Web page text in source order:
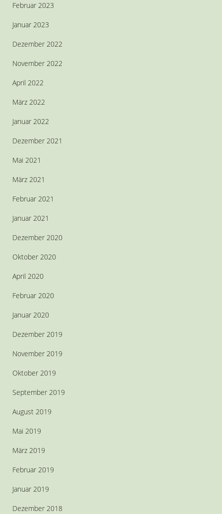
Februar 2023
Januar 2023
Dezember 2022
November 2022
April 2022
März 2022
Januar 2022
Dezember 2021
Mai 2021
März 2021
Februar 2021
Januar 2021
Dezember 2020
Oktober 2020
April 2020
Februar 2020
Januar 2020
Dezember 2019
November 2019
Oktober 2019
September 2019
August 2019
Mai 2019
März 2019
Februar 2019
Januar 2019
Dezember 2018